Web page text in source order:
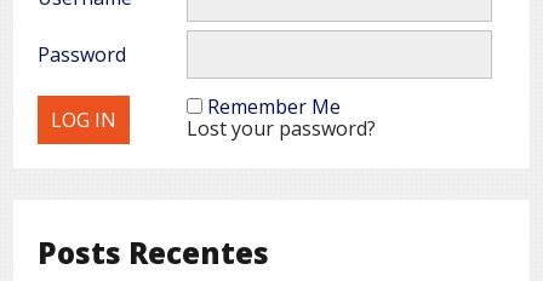
Password
Remember Me
Lost your password?
Posts Recentes